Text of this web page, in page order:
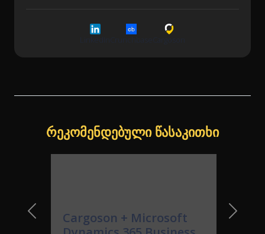
რეკომენდებული წასაკითხი
Dynamics 365 Business
Central ინტეგრაცია
Previous Slide Next